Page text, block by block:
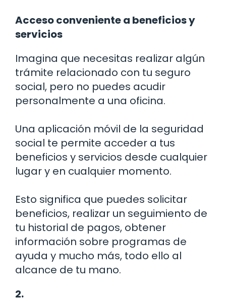
Acceso conveniente a beneficios y
servicios
Imagina que necesitas realizar algún
trámite relacionado con tu seguro
social, pero no puedes acudir
personalmente a una oficina.
Una aplicación móvil de la seguridad
social te permite acceder a tus
beneficios y servicios desde cualquier
lugar y en cualquier momento.
Esto significa que puedes solicitar
beneficios, realizar un seguimiento de
tu historial de pagos, obtener
información sobre programas de
ayuda y mucho más, todo ello al
alcance de tu mano.
2.